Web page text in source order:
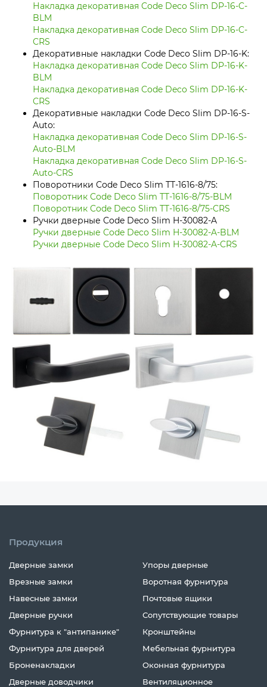
Накладка декоративная Code Deco Slim DP-16-C-
BLM
Накладка декоративная Code Deco Slim DP-16-C-
CRS
Декоративные накладки Code Deco Slim DP-16-K:
Накладка декоративная Code Deco Slim DP-16-K-
BLM
Накладка декоративная Code Deco Slim DP-16-K-
CRS
Декоративные накладки Code Deco Slim DP-16-S-
Auto:
Накладка декоративная Code Deco Slim DP-16-S-
Auto-BLM
Накладка декоративная Code Deco Slim DP-16-S-
Auto-CRS
Поворотники Code Deco Slim TT-1616-8/75:
Поворотник Code Deco Slim TT-1616-8/75-BLM
Поворотник Code Deco Slim TT-1616-8/75-CRS
Ручки дверные Code Deco Slim H-30082-A
Ручки дверные Code Deco Slim H-30082-A-BLM
Ручки дверные Code Deco Slim H-30082-A-CRS
Продукция
Дверные замки
Врезные замки
Навесные замки
Дверные ручки
Фурнитура к "антипанике"
Фурнитура для дверей
Броненакладки
Дверные доводчики
Упоры дверные
Воротная фурнитура
Почтовые ящики
Сопутствующие товары
Кронштейны
Мебельная фурнитура
Оконная фурнитура
Вентиляционное